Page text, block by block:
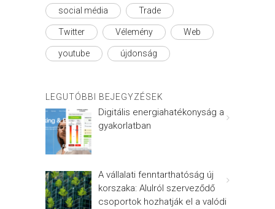
social média Trade
Twitter Vélemény Web
youtube újdonság
LEGUTÓBBI BEJEGYZÉSEK
Digitális energiahatékonyság a
gyakorlatban
A vállalati fenntarthatóság új
korszaka: Alulról szerveződő
csoportok hozhatják el a valódi